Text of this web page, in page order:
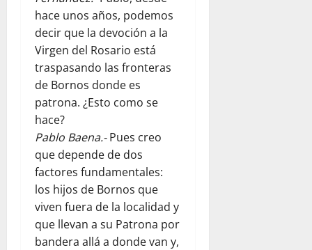
hace unos años, podemos
decir que la devoción a la
Virgen del Rosario está
traspasando las fronteras
de Bornos donde es
patrona. ¿Esto como se
hace?
Pablo Baena.-Pues creo
que depende de dos
factores fundamentales:
los hijos de Bornos que
viven fuera de la localidad y
que llevan a su Patrona por
bandera allá a donde van y,